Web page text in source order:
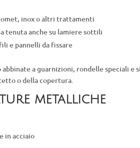
inox o altri trattamenti
tenuta anche su lamiere sottili
e pannelli da fissare
abbinate a guarnizioni, rondelle speciali e
o della copertura.
metalliche
in acciaio